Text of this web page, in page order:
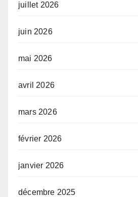
juillet 2026
juin 2026
mai 2026
avril 2026
mars 2026
février 2026
janvier 2026
décembre 2025